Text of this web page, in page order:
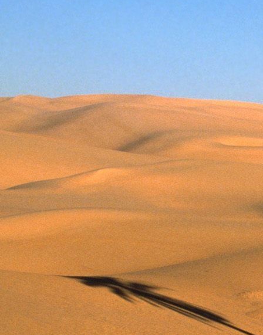
2081 Piliscsaba,
e-mail:
telefonszám:
Dr. Göllner
2081 Piliscsaba,
e-mail:
telefonszám:
adószám: